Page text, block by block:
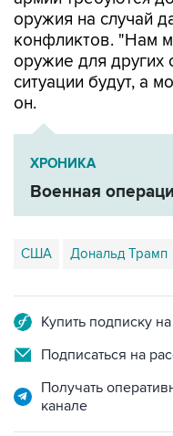
оружия на случай
конфликтов. "Нам
оружие для других
ситуации будут, а
он.
ХРОНИКА
Военная
США Дональд Трамп
Купить подписку
Подписаться на
Получать
канале